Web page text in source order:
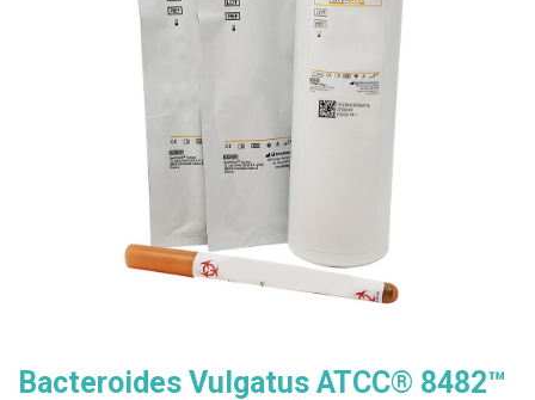
Bacteroides Vulgatus ATCC® 8482™